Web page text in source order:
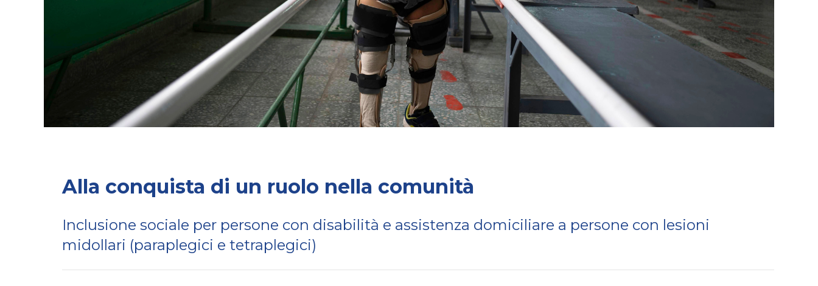
Alla conquista di un ruolo nella comunità
Inclusione sociale per persone con disabilità e assistenza domiciliare a persone con lesioni
midollari (paraplegici e tetraplegici)